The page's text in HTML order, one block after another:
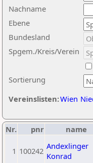
Nachname
Ebene
Sortierung
Bundesland
Spgem./Kreis/Verein
Vereinslisten:Wien
Nr. pnr name
1 100242 Andexlinger
Konrad